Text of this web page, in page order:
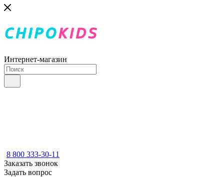
Интернет-магазин
8 800 333-30-11
Заказать звонок
Задать вопрос